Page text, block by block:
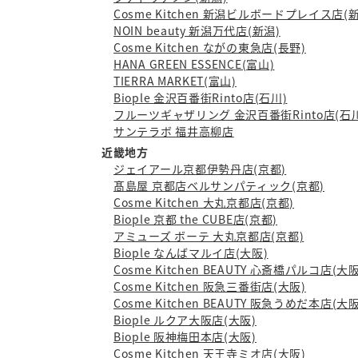
Cosme Kitchen 新潟ビルボードプレイス店(
NOIN beauty 新潟万代店(新潟)
Cosme Kitchen ながの東急店(長野)
HANA GREEN ESSENCE(富山)
TIERRA MARKET(富山)
Biople 金沢百番街Rinto店(石川)
フルーツギャザリング 金沢百番街Rinto店(石
サンテラボ 福井高柳店
近畿地方
ジェイアール京都伊勢丹店(京都)
髙島屋 京都店ベルサンパティック(京都)
Cosme Kitchen 大丸京都店(京都)
Biople 京都 the CUBE店(京都)
アミューズ ボーテ 大丸京都店(京都)
Biople なんばマルイ店(大阪)
Cosme Kitchen BEAUTY 心斎橋パルコ店(大
Cosme Kitchen 阪急三番街店(大阪)
Cosme Kitchen BEAUTY 阪急うめだ本店(大
Biople ルクア大阪店(大阪)
Biople 阪神梅田本店(大阪)
Cosme Kitchen 天王寺ミオ店(大阪)